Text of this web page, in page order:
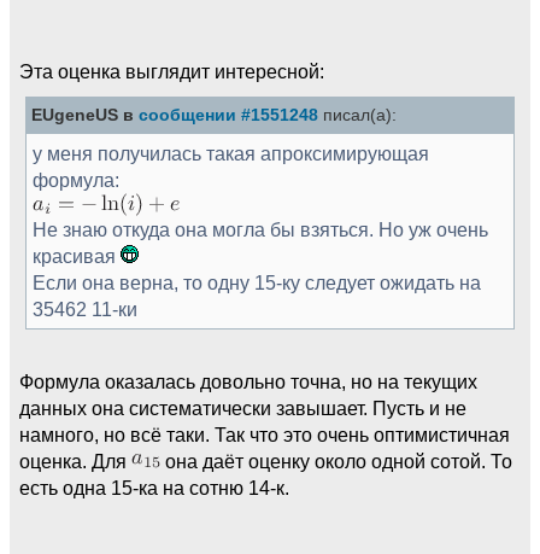
Эта оценка выглядит интересной:
EUgeneUS в сообщении #1551248 писал(а):
у меня получилась такая апроксимирующая
формула:
Не знаю откуда она могла бы взяться. Но уж очень
красивая
Если она верна, то одну 15-ку следует ожидать на
35462 11-ки
Формула оказалась довольно точна, но на текущих
данных она систематически завышает. Пусть и не
намного, но всё таки. Так что это очень оптимистичная
оценка. Для
она даёт оценку около одной сотой. То
есть одна 15-ка на сотню 14-к.